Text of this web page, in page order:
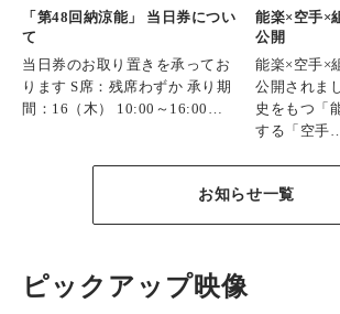
「第48回納涼能」 当日券につい
て
当日券のお取り置きを承ってお
ります S席：残席わずか 承り期
間：16（木） 10:00～16:00…
能楽×空手×
公開
能楽×空手×
公開されま
史をもつ「
する「空手…
お知らせ一覧
ピックアップ映像